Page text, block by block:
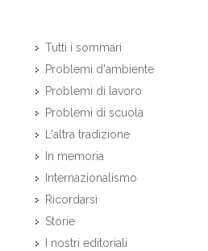
Tutti i sommari
Problemi d'ambiente
Problemi di lavoro
Problemi di scuola
L'altra tradizione
In memoria
Internazionalismo
Ricordarsi
Storie
I nostri editoriali